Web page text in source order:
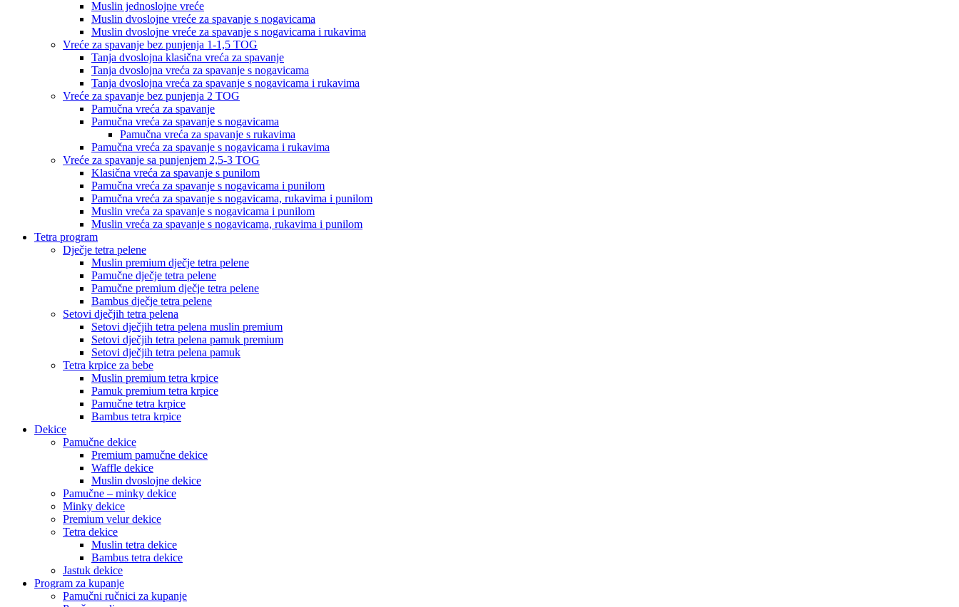
Muslin jednoslojne vreće
Muslin dvoslojne vreće za spavanje s nogavicama
Muslin dvoslojne vreće za spavanje s nogavicama i rukavima
Vreće za spavanje bez punjenja 1-1,5 TOG
Tanja dvoslojna klasična vreća za spavanje
Tanja dvoslojna vreća za spavanje s nogavicama
Tanja dvoslojna vreća za spavanje s nogavicama i rukavima
Vreće za spavanje bez punjenja 2 TOG
Pamučna vreća za spavanje
Pamučna vreća za spavanje s nogavicama
Pamučna vreća za spavanje s rukavima
Pamučna vreća za spavanje s nogavicama i rukavima
Vreće za spavanje sa punjenjem 2,5-3 TOG
Klasična vreća za spavanje s punilom
Pamučna vreća za spavanje s nogavicama i punilom
Pamučna vreća za spavanje s nogavicama, rukavima i punilom
Muslin vreća za spavanje s nogavicama i punilom
Muslin vreća za spavanje s nogavicama, rukavima i punilom
Tetra program
Dječje tetra pelene
Muslin premium dječje tetra pelene
Pamučne dječje tetra pelene
Pamučne premium dječje tetra pelene
Bambus dječje tetra pelene
Setovi dječjih tetra pelena
Setovi dječjih tetra pelena muslin premium
Setovi dječjih tetra pelena pamuk premium
Setovi dječjih tetra pelena pamuk
Tetra krpice za bebe
Muslin premium tetra krpice
Pamuk premium tetra krpice
Pamučne tetra krpice
Bambus tetra krpice
Dekice
Pamučne dekice
Premium pamučne dekice
Waffle dekice
Muslin dvoslojne dekice
Pamučne – minky dekice
Minky dekice
Premium velur dekice
Tetra dekice
Muslin tetra dekice
Bambus tetra dekice
Jastuk dekice
Program za kupanje
Pamučni ručnici za kupanje